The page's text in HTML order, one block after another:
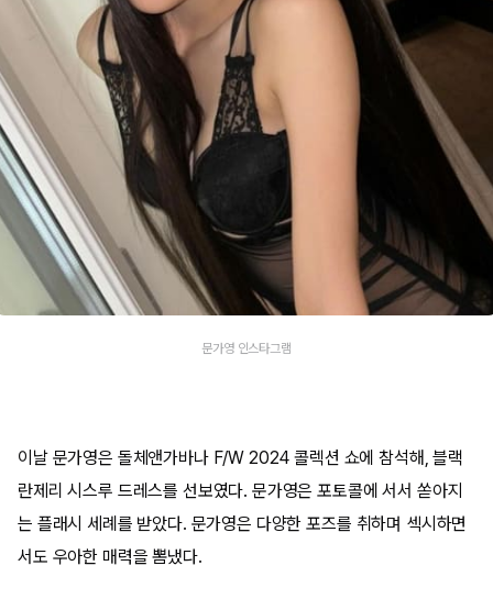
문가영 인스타그램
이날 문가영은 돌체앤가바나 F/W 2024 콜렉션 쇼에 참석해, 블랙
란제리 시스루 드레스를 선보였다. 문가영은 포토콜에 서서 쏟아지
는 플래시 세례를 받았다. 문가영은 다양한 포즈를 취하며 섹시하면
서도 우아한 매력을 뽐냈다.